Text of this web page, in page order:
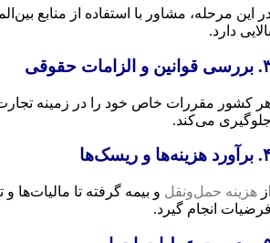
این مرحله، مشاور با استفاده از منابع
دارد.
الزامات حقوقی
کشور مقررات خاص خود را در زمینه تجارت
می‌کند.
و ریسک‌ها
هزینه حمل‌ونقل و بیمه گرفته تا
انجام گیرد.